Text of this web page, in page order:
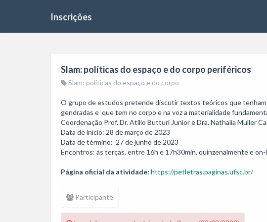
Inscrições
Slam: políticas do espaço e do corpo periféricos
Slam: políticas do espaço e do corpo
O grupo de estudos pretende discutir textos teóricos que
gendradas e  que tem no corpo e na voz a materialidade
Coordenação Prof. Dr. Atilio Butturi Junior e Dra. Nathalia Muller
Data de início: 28 de março de 2023
Data de término:  27 de junho de 2023
Página oficial da atividade: https://petletras.paginas.ufsc.br/
Participante